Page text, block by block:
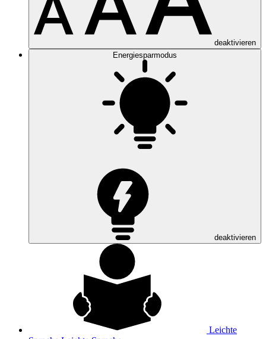
deaktivieren
Energiesparmodus
deaktivieren
Leichte